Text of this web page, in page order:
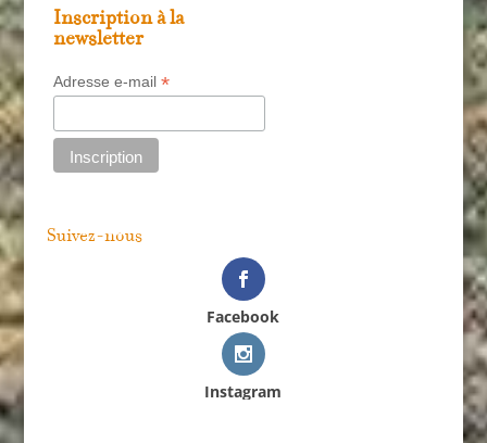
Inscription à la
newsletter
Adresse e-mail *
Suivez-nous
Facebook
Instagram